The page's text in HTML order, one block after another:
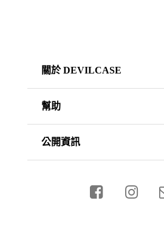
關於 DEVILCASE
幫助
公開資訊